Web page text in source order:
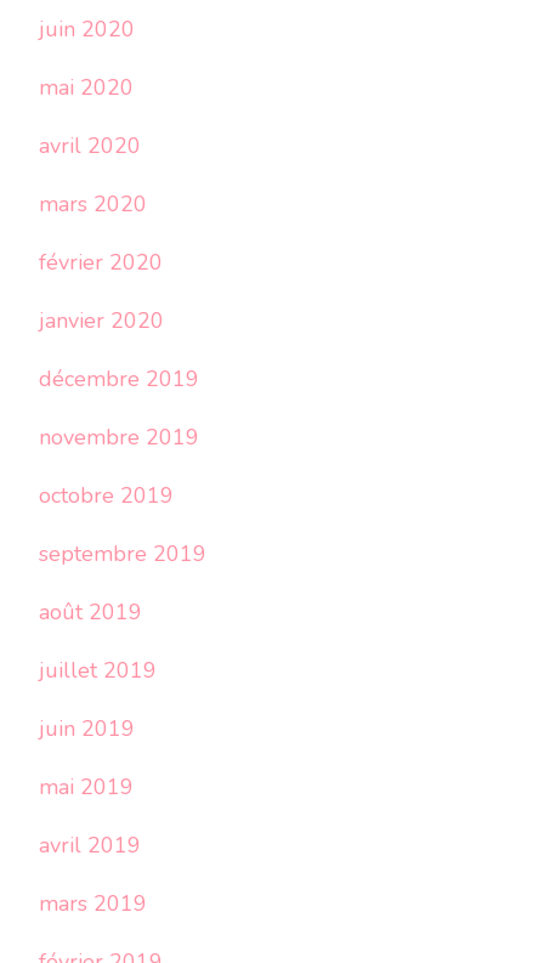
juin 2020
mai 2020
avril 2020
mars 2020
février 2020
janvier 2020
décembre 2019
novembre 2019
octobre 2019
septembre 2019
août 2019
juillet 2019
juin 2019
mai 2019
avril 2019
mars 2019